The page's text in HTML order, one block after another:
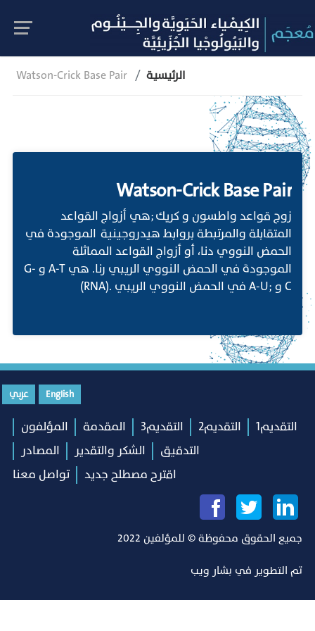
Watson-Crick Base Pair الرئيسية
Watson-Crick Base Pair
زوج قواعد واطسون و كريك ;هي أزواج القواعد
المتقابلة والمرتبطة بروابط هيدروجينية الموجودة في
الحمض النووي دنا، أو أزواج القواعد المماثلة
الموجودة في الحمض النووي الريبي رنا. هي A-T و G-
C و ;A-U في الحمض النووي الريبي .(RNA)
English عربي
التقديم1 التقديم2 التقديم3 المقدمة
المؤلفون
التدقيق
الشكر والتقدير
المصادر
اقترح مصطلح جديد
تواصل معنا
جميع الحقوق محفوظة © للمؤلفين 2022
تم التطوير في بشار ويب